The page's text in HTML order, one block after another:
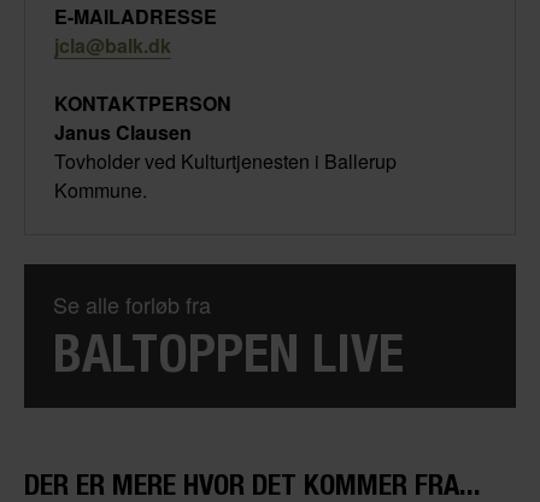
E-MAILADRESSE
jcla@balk.dk
KONTAKTPERSON
Janus Clausen
Tovholder ved Kulturtjenesten i Ballerup
Kommune.
Se alle forløb fra
BALTOPPEN LIVE
DER ER MERE HVOR DET KOMMER FRA...